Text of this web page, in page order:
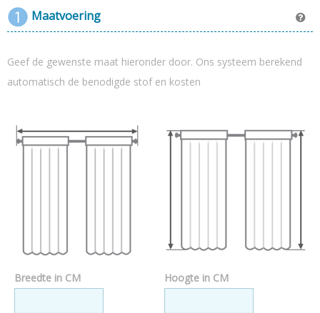
Collectie Key West - Kleur Antracietgrijs
Met de hand gemaakt
Hoge kwaliteit stof (vraag gratis kleurstaal aan)
Actie = gratis bezorgd (t.w.v. 29,00)
Maatvoering
Geef de gewenste maat hieronder door. Ons systeem berekend
automatisch de benodigde stof en kosten
Breedte in CM Hoogte in CM